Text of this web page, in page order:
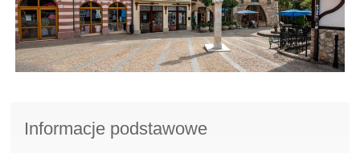
Informacje podstawowe